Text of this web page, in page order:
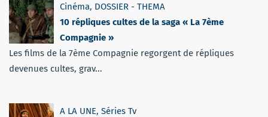
Cinéma, DOSSIER - THEMA
10 répliques cultes de la saga « La 7ème
Compagnie »
Les films de la 7ème Compagnie regorgent de répliques
devenues cultes, grav...
A LA UNE, Séries Tv